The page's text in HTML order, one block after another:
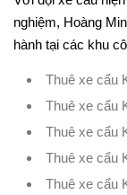
nghiệm, Hoàng
hành tại các khu
Thuê xe cẩu
Thuê xe cẩu
Thuê xe cẩu
Thuê xe cẩu
Thuê xe cẩu